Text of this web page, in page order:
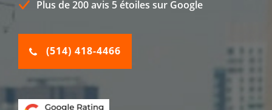
Plus de 200 avis 5 étoiles sur Google
(514) 418-4466